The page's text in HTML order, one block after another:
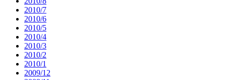
2010/7
2010/6
2010/5
2010/4
2010/3
2010/2
2010/1
2009/12